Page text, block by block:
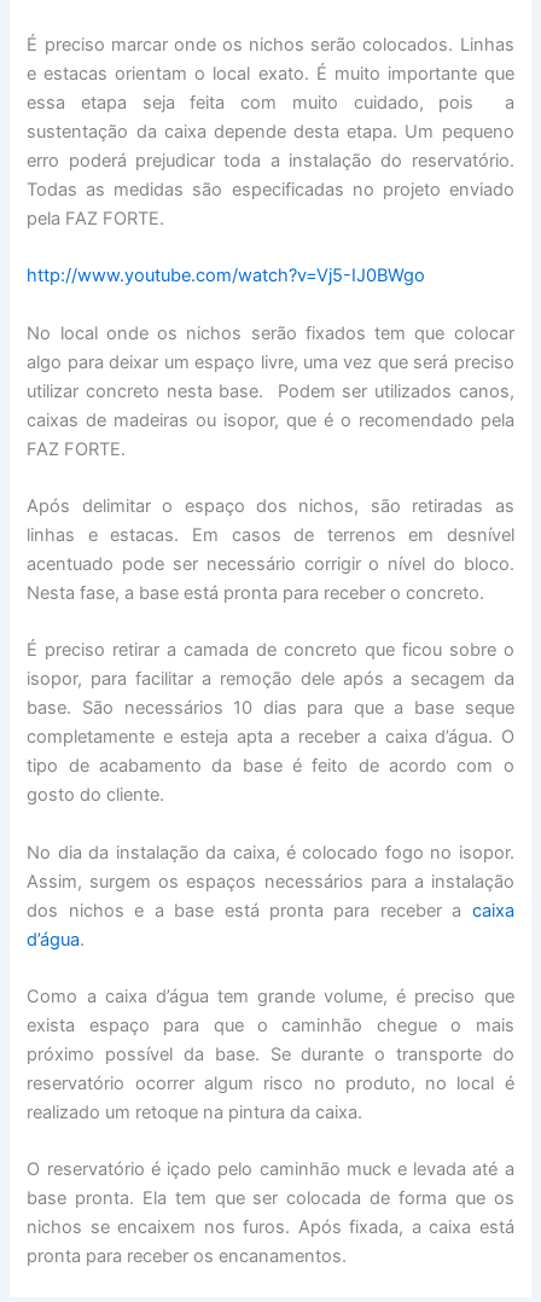
É preciso marcar onde os nichos serão colocados. Linhas
e estacas orientam o local exato. É muito importante que
essa etapa seja feita com muito cuidado, pois a
sustentação da caixa depende desta etapa. Um pequeno
erro poderá prejudicar toda a instalação do reservatório.
Todas as medidas são especificadas no projeto enviado
pela FAZ FORTE.
http://www.youtube.com/watch?v=Vj5-IJ0BWgo
No local onde os nichos serão fixados tem que colocar
algo para deixar um espaço livre, uma vez que será preciso
utilizar concreto nesta base. Podem ser utilizados canos,
caixas de madeiras ou isopor, que é o recomendado pela
FAZ FORTE.
Após delimitar o espaço dos nichos, são retiradas as
linhas e estacas. Em casos de terrenos em desnível
acentuado pode ser necessário corrigir o nível do bloco.
Nesta fase, a base está pronta para receber o concreto.
É preciso retirar a camada de concreto que ficou sobre o
isopor, para facilitar a remoção dele após a secagem da
base. São necessários 10 dias para que a base seque
completamente e esteja apta a receber a caixa d’água. O
tipo de acabamento da base é feito de acordo com o
gosto do cliente.
No dia da instalação da caixa, é colocado fogo no isopor.
Assim, surgem os espaços necessários para a instalação
dos nichos e a base está pronta para receber a caixa
d’água.
Como a caixa d’água tem grande volume, é preciso que
exista espaço para que o caminhão chegue o mais
próximo possível da base. Se durante o transporte do
reservatório ocorrer algum risco no produto, no local é
realizado um retoque na pintura da caixa.
O reservatório é içado pelo caminhão muck e levada até a
base pronta. Ela tem que ser colocada de forma que os
nichos se encaixem nos furos. Após fixada, a caixa está
pronta para receber os encanamentos.